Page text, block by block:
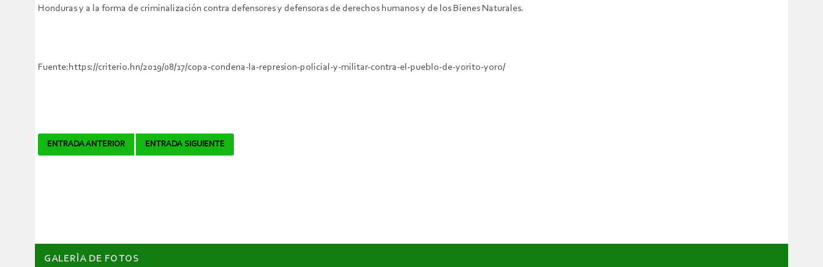
Honduras y a la forma de criminalización contra defensores y defensoras de derechos humanos y de los Bienes Naturales.
Fuente:https://criterio.hn/2019/08/17/copa-condena-la-represion-policial-y-militar-contra-el-pueblo-de-yorito-yoro/
Navegador
ENTRADA ANTERIOR ENTRADA SIGUIENTE
GALERÌA DE FOTOS